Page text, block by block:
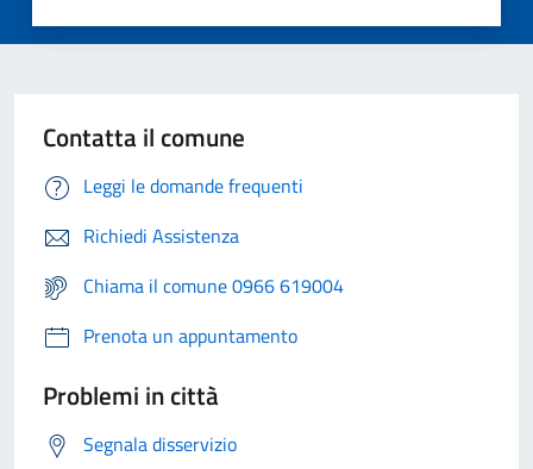
Contatta il comune
Leggi le domande frequenti
Richiedi Assistenza
Chiama il comune 0966 619004
Prenota un appuntamento
Problemi in città
Segnala disservizio